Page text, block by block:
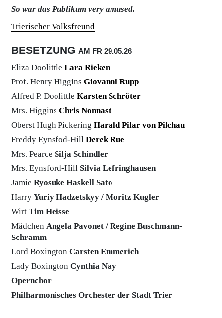
So war das Publikum very amused.
Trierischer Volksfreund
BESETZUNG AM FR29.05.26
Eliza Doolittle Lara Rieken
Prof. Henry Higgins Giovanni Rupp
Alfred P. Doolittle Karsten Schröter
Mrs. Higgins Chris Nonnast
Oberst Hugh Pickering Harald Pilar von Pilchau
Freddy Eynsfod-Hill Derek Rue
Mrs. Pearce Silja Schindler
Mrs. Eynsford-Hill Silvia Lefringhausen
Jamie Ryosuke Haskell Sato
Harry Yuriy Hadzetskyy /Moritz Kugler
Wirt Tim Heisse
Mädchen Angela Pavonet /Regine Buschmann-
Schramm
Lord Boxington Carsten Emmerich
Lady Boxington Cynthia Nay
Opernchor
Philharmonisches Orchester der Stadt Trier